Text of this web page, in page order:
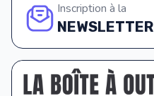
Inscription à la
NEWSLETTER